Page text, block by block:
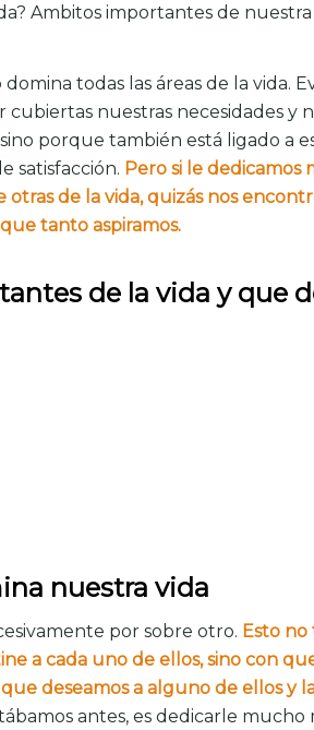
Ambitos importantes de
todas las áreas de la vida.
nuestras necesidades y
porque también está ligado a
satisfacción. Pero si le dedicamos
de la vida, quizás nos
tanto aspiramos.
de la vida y que
nuestra vida
por sobre otro. Esto
a cada uno de ellos, sino con
deseamos a alguno de ellos y
antes, es dedicarle mucho